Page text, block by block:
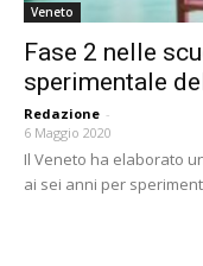
Veneto
Fase 2 nelle
sperimentale
Redazione -
6 Maggio 2020
Il Veneto ha elaborato
ai sei anni per